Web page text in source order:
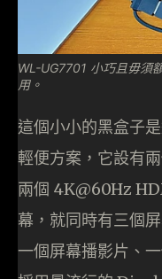
WL-UG7701 小巧且毋須
用。
這個小小的黑盒子
輕便方案，它設有
兩個 4K@60Hz
幕，就同時有三個
一個屏幕播影片、